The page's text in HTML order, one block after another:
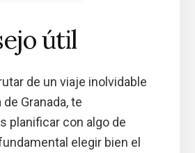
útil
de un viaje inolvidable
Granada, te
planificar con algo de
elegir bien el